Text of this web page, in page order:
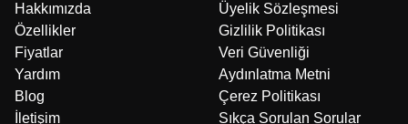
Hakkımızda
Özellikler
Fiyatlar
Yardım
Blog
İletişim
Üyelik Sözleşmesi
Gizlilik Politikası
Veri Güvenliği
Aydınlatma Metni
Çerez Politikası
Sıkça Sorulan Sorular